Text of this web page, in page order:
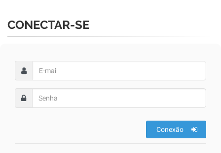
CONECTAR-SE
Conexão